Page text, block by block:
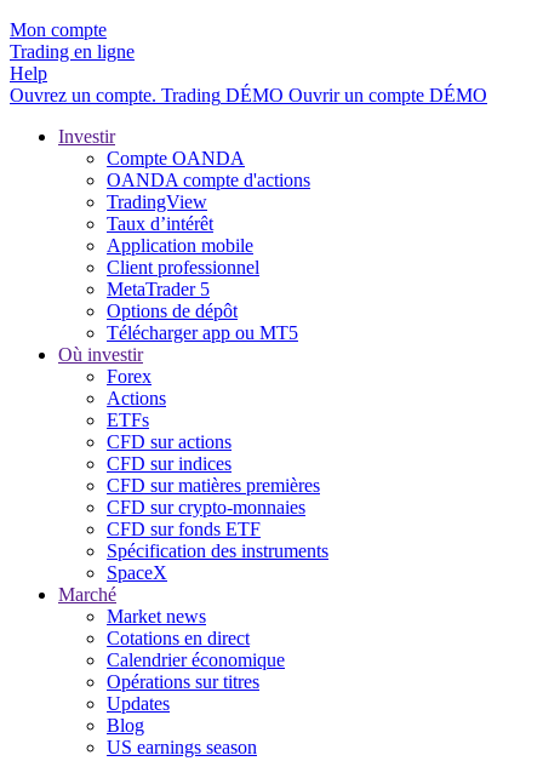
Mon compte
Trading en ligne
Help
Ouvrez un compte. Trading DÉMO Ouvrir un compte DÉMO
Investir
Compte OANDA
OANDA compte d'actions
TradingView
Taux d’intérêt
Application mobile
Client professionnel
MetaTrader 5
Options de dépôt
Télécharger app ou MT5
Où investir
Forex
Actions
ETFs
CFD sur actions
CFD sur indices
CFD sur matières premières
CFD sur crypto-monnaies
CFD sur fonds ETF
Spécification des instruments
SpaceX
Marché
Market news
Cotations en direct
Calendrier économique
Opérations sur titres
Updates
Blog
US earnings season